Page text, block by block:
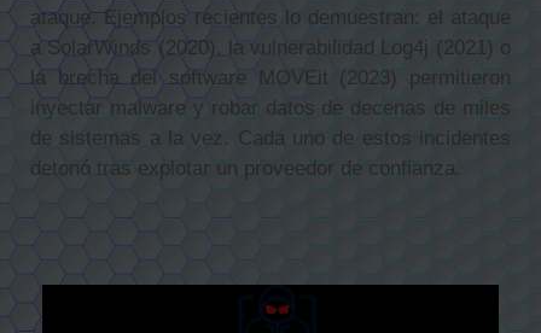
ataque. Ejemplos recientes lo demuestran: el ataque
a SolarWinds (2020), la vulnerabilidad Log4j (2021) o
la brecha del software MOVEit (2023) permitieron
inyectar malware y robar datos de decenas de miles
de sistemas a la vez. Cada uno de estos incidentes
detonó tras explotar un proveedor de confianza.